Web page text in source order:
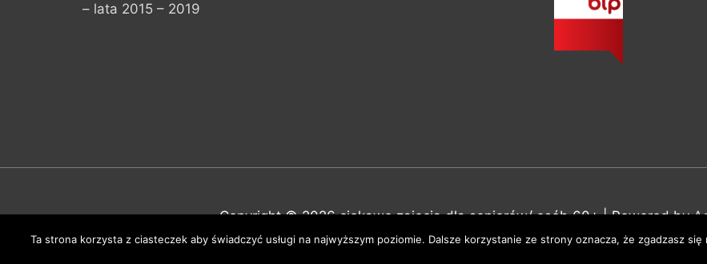
– lata 2015 – 2019
Copyright © 2026ciekawe zajęcia dla seniorów/ osób 60+| Powered by
Ta strona korzysta z ciasteczek aby świadczyć usługi na najwyższym poziomie. Dalsze korzystanie ze strony oznacza, że zgadzasz się